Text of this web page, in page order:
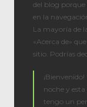
del blog
en la
La mayoría de
«Acerca de»
sitio. Podrías
noche y
tengo un